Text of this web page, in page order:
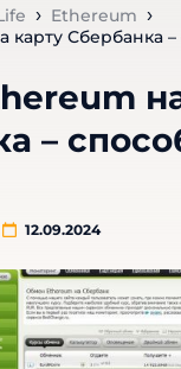
Ethereum
карту Сбербанка
–
12.09.2024